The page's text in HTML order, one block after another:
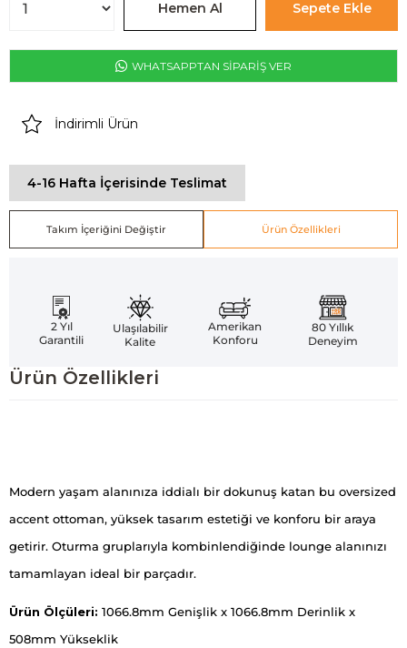
WHATSAPPTAN SİPARİŞ VER
İndirimli Ürün
4-16 Hafta İçerisinde Teslimat
Takım İçeriğini Değiştir Ürün Özellikleri
2 Yıl
Garantili
Ulaşılabilir
Kalite
Amerikan
Konforu
80 Yıllık
Deneyim
Ürün Özellikleri
Modern yaşam alanınıza iddialı bir dokunuş katan bu oversized
accent ottoman, yüksek tasarım estetiği ve konforu bir araya
getirir. Oturma gruplarıyla kombinlendiğinde lounge alanınızı
tamamlayan ideal bir parçadır.
Ürün Ölçüleri: 1066.8mm Genişlik x 1066.8mm Derinlik x
508mm Yükseklik